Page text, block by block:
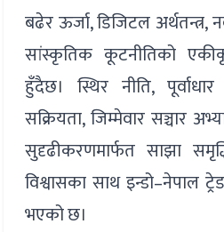
बढेर ऊर्जा, डिजिटल अर्थतन्त्र,
सांस्कृतिक कूटनीतिको
हुँदैछ। स्थिर नीति,
सक्रियता, जिम्मेवार सञ्चार
सुदृढीकरणमार्फत साझा
विश्वासका साथ इन्डो–नेपाल
भएको छ।